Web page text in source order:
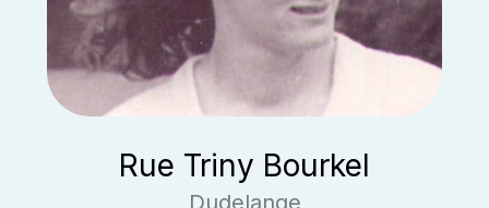
Rue Triny Bourkel
Dudelange